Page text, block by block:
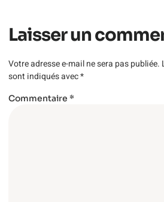
Laisser un
Votre adresse e-mail ne sera pas publiée.
sont indiqués avec*
Commentaire *